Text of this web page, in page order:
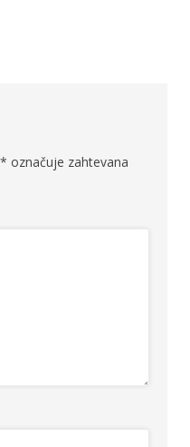
* označuje zahtevana